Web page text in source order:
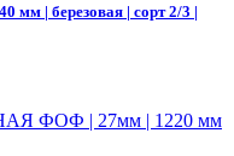
| березовая | сорт 2/3 |